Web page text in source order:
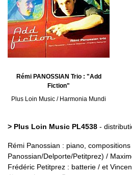
Rémi PANOSSIAN Trio : "Add
Fiction"
Plus Loin Music / Harmonia Mundi
> Plus Loin Music PL4538 -
Rémi Panossian : piano,
Panossian/Delporte/Petitprez) /
Frédéric Petitprez : batterie / et